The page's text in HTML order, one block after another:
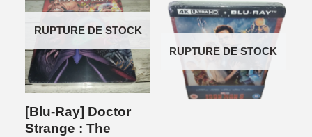
RUPTURE DE STOCK
[Blu-Ray] Doctor
Strange : The
RUPTURE DE STOCK